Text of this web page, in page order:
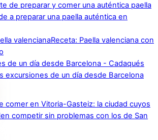
a preparar una paella auténtica en
Receta: Paella valenciana con
excursiones de un día desde Barcelona
comer en Vitoria-Gasteiz: la ciudad cuyos
competir sin problemas con los de San